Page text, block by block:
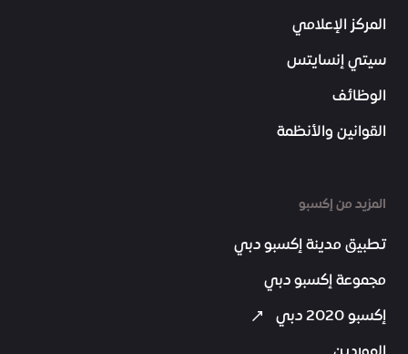
المركز الإعلامي
سيتي إنسايتس
الوظائف
القوانين والأنظمة
المزيد من إكسبو
تطبيق مدينة إكسبو دبي
مجموعة إكسبو دبي
إكسبو 2020 دبي